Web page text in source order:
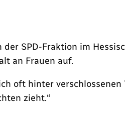
SPD-Fraktion im
an Frauen auf.
oft hinter
zieht.“